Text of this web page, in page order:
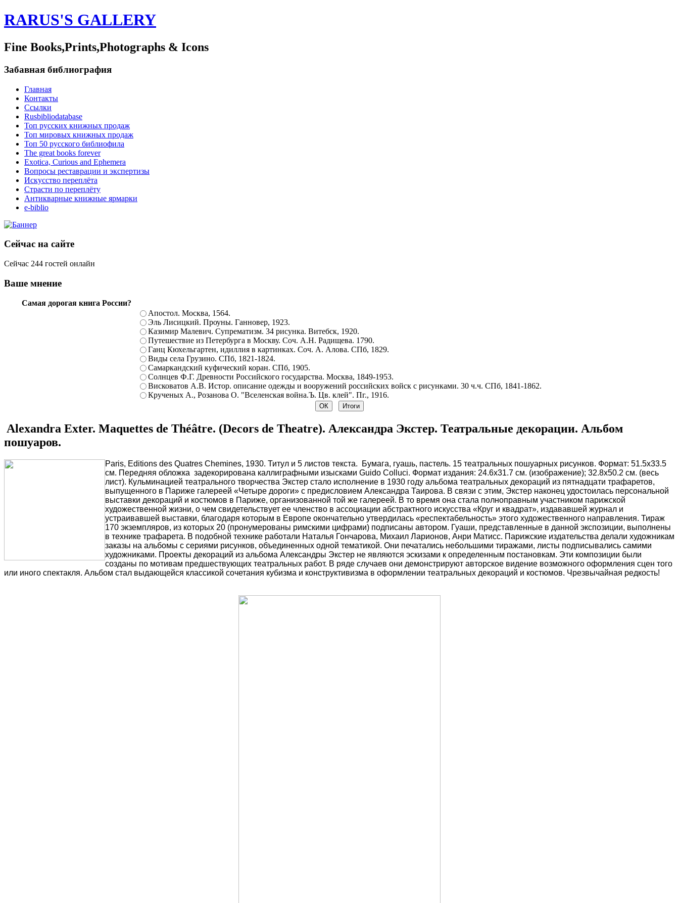
RARUS'S GALLERY
Fine Books,Prints,Photographs & Icons
Забавная библиография
Главная
Контакты
Ссылки
Rusbibliodatabase
Топ русских книжных продаж
Топ мировых книжных продаж
Топ 50 русского библиофила
The great books forever
Exotica, Curious and Ephemera
Вопросы реставрации и экспертизы
Искусство переплёта
Страсти по переплёту
Антикварные книжные ярмарки
e-biblio
Сейчас на сайте
Сейчас 244 гостей онлайн
Ваше мнение
Самая дорогая книга России?
Апостол. Москва, 1564.
Эль Лисицкий. Проуны. Ганновер, 1923.
Казимир Малевич. Супрематизм. 34 рисунка. Витебск, 1920.
Путешествие из Петербурга в Москву. Соч. А.Н. Радищева. 1790.
Ганц Кюхельгартен, идиллия в картинках. Соч. А. Алова. СПб, 1829.
Виды села Грузино. СПб, 1821-1824.
Самаркандский куфический коран. СПб, 1905.
Солнцев Ф.Г. Древности Российского государства. Москва, 1849-1953.
Висковатов А.В. Истор. описание одежды и вооружений российских войск с рисунками. 30 ч.ч. СПб, 1841-1862.
Крученых А., Розанова О. "Вселенская война.Ъ. Цв. клей". Пг., 1916.
Alexandra Exter. Maquettes de Théâtre. (Decors de Theatre). Александра Экстер. Театральные декорации. Альбом
пошуаров.
Paris, Editions des Quatres Chemines, 1930. Титул и 5 листов текста. Бумага, гуашь, пастель. 15 театральных пошуарных рисунков. Формат: 51.5х33.5
см. Передняя обложка задекорирована каллиграфными изысками Guido Colluci. Формат издания: 24.6x31.7 см. (изображение); 32.8x50.2 см. (весь
лист). Кульминацией театрального творчества Экстер стало исполнение в 1930 году альбома театральных декораций из пятнадцати трафаретов,
выпущенного в Париже галереей «Четыре дороги» с предисловием Александра Таирова. В связи с этим, Экстер наконец удостоилась персональной
выставки декораций и костюмов в Париже, организованной той же галереей. В то время она стала полноправным участником парижской
художественной жизни, о чем свидетельствует ее членство в ассоциации абстрактного искусства «Круг и квадрат», издававшей журнал и
устраивавшей выставки, благодаря которым в Европе окончательно утвердилась «респектабельность» этого художественного направления. Тираж
170 экземпляров, из которых 20 (пронумерованы римскими цифрами) подписаны автором. Гуаши, представленные в данной экспозиции, выполнены
в технике трафарета. В подобной технике работали Наталья Гончарова, Михаил Ларионов, Анри Матисс. Парижские издательства делали художникам
заказы на альбомы с сериями рисунков, объединенных одной тематикой. Они печатались небольшими тиражами, листы подписывались самими
художниками. Проекты декораций из альбома Александры Экстер не являются эскизами к определенным постановкам. Эти композиции были
созданы по мотивам предшествующих театральных работ. В ряде случаев они демонстрируют авторское видение возможного оформления сцен того
или иного спектакля. Альбом стал выдающейся классикой сочетания кубизма и конструктивизма в оформлении театральных декораций и костюмов. Чрезвычайная редкость!